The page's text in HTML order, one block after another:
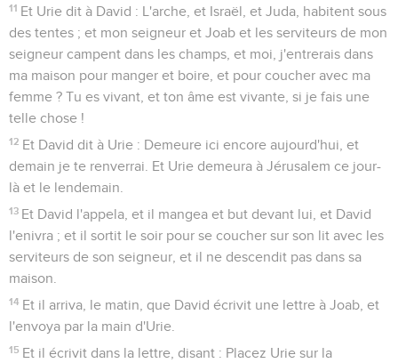
11 Et Urie dit à David : L'arche, et Israël, et Juda, habitent sous
des tentes ; et mon seigneur et Joab et les serviteurs de mon
seigneur campent dans les champs, et moi, j'entrerais dans
ma maison pour manger et boire, et pour coucher avec ma
femme ? Tu es vivant, et ton âme est vivante, si je fais une
telle chose !
12 Et David dit à Urie : Demeure ici encore aujourd'hui, et
demain je te renverrai. Et Urie demeura à Jérusalem ce jour-
là et le lendemain.
13 Et David l'appela, et il mangea et but devant lui, et David
l'enivra ; et il sortit le soir pour se coucher sur son lit avec les
serviteurs de son seigneur, et il ne descendit pas dans sa
maison.
14 Et il arriva, le matin, que David écrivit une lettre à Joab, et
l'envoya par la main d'Urie.
15 Et il écrivit dans la lettre, disant : Placez Urie sur la